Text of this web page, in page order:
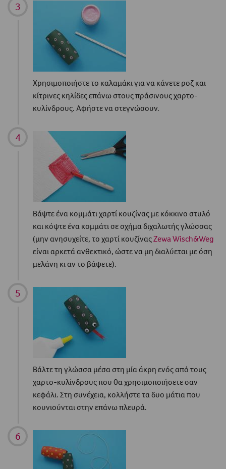
Χρησιμοποιήστε το καλαμάκι για να κάνετε ροζ και
κίτρινες κηλίδες επάνω στους πράσινους χαρτο-
κυλίνδρους. Αφήστε να στεγνώσουν.
Βάψτε ένα κομμάτι χαρτί κουζίνας με κόκκινο στυλό
και κόψτε ένα κομμάτι σε σχήμα διχαλωτής γλώσσας
(μην ανησυχείτε, το χαρτί κουζίναςZewa Wisch&Weg
είναι αρκετά ανθεκτικό, ώστε να μη διαλύεται με όση
μελάνη κι αν το βάψετε).
Βάλτε τη γλώσσα μέσα στη μία άκρη ενός από τους
χαρτο-κυλίνδρους που θα χρησιμοποιήσετε σαν
κεφάλι. Στη συνέχεια, κολλήστε τα δυο μάτια που
κουνιούνται στην επάνω πλευρά.